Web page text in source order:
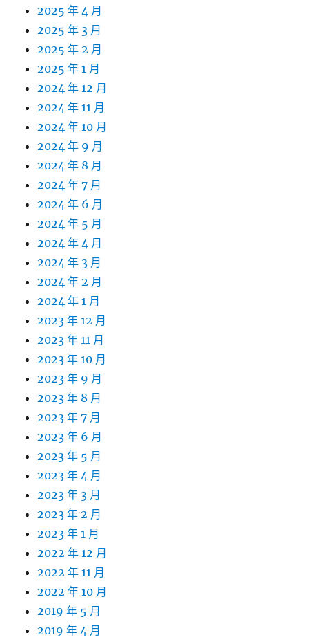
2025 年 4 月
2025 年 3 月
2025 年 2 月
2025 年 1 月
2024 年 12 月
2024 年 11 月
2024 年 10 月
2024 年 9 月
2024 年 8 月
2024 年 7 月
2024 年 6 月
2024 年 5 月
2024 年 4 月
2024 年 3 月
2024 年 2 月
2024 年 1 月
2023 年 12 月
2023 年 11 月
2023 年 10 月
2023 年 9 月
2023 年 8 月
2023 年 7 月
2023 年 6 月
2023 年 5 月
2023 年 4 月
2023 年 3 月
2023 年 2 月
2023 年 1 月
2022 年 12 月
2022 年 11 月
2022 年 10 月
2019 年 5 月
2019 年 4 月